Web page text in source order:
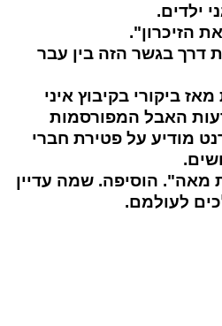
ילדים.
הזיכרון".
דרך בגשר הזה בין עבר
ביקורי בקיבוץ איני
האבל המפורסמות
מודיע על פטירת חברי
מאה". הוסיפה. שמה עדיין
לעולמם.